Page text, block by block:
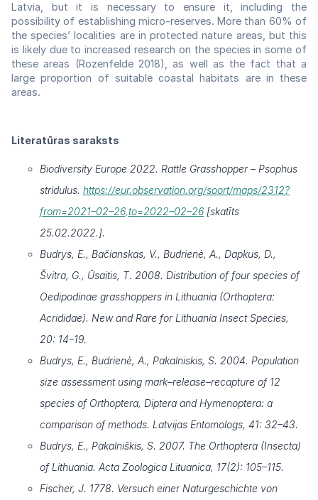
Latvia, but it is necessary to ensure it, including the
possibility of establishing micro-reserves. More than 60% of
the species’ localities are in protected nature areas, but this
is likely due to increased research on the species in some of
these areas (Rozenfelde 2018), as well as the fact that a
large proportion of suitable coastal habitats are in these
areas.
Literatūras saraksts
Biodiversity Europe 2022. Rattle Grasshopper – Psophus
stridulus. https://eur.observation.org/soort/maps/2312?
from=2021–02–26,to=2022–02–26 [skatīts
25.02.2022.].
Budrys, E., Bačianskas, V., Budrienè, A., Dapkus, D.,
Švitra, G., Ūsaitis, T. 2008. Distribution of four species of
Oedipodinae grasshoppers in Lithuania (Orthoptera:
Acrididae). New and Rare for Lithuania Insect Species,
20: 14–19.
Budrys, E., Budrienè, A., Pakalniskis, S. 2004. Population
size assessment using mark–release–recapture of 12
species of Orthoptera, Diptera and Hymenoptera: a
comparison of methods. Latvijas Entomologs, 41: 32–43.
Budrys, E., Pakalniškis, S. 2007. The Orthoptera (Insecta)
of Lithuania. Acta Zoologica Lituanica, 17(2): 105–115.
Fischer, J. 1778. Versuch einer Naturgeschichte von